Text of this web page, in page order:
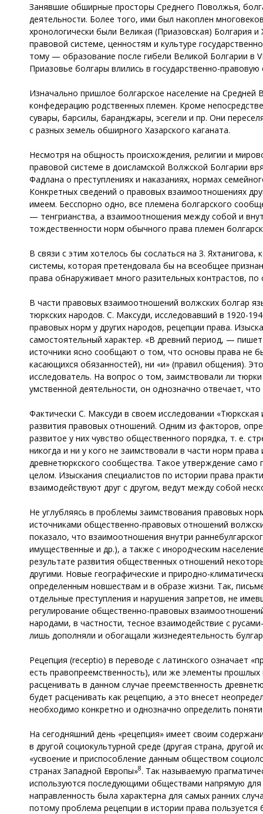
Занявшие обширные просторы Среднего Поволжья,
деятельности. Более того, ими был накоплен
хронологически были Великая (Приазовская) Болгария
правовой системе, ценностям и культуре
тому — образование после гибели Великой Болгарии в
Приазовье болгары влились в государственно-
Изначально пришлое болгарское население на
конфедерацию родственных племен. Кроме
сувары, барсилы, баранджары, эсегели и пр. Они
с разных земель обширного Хазарского каганата.
Несмотря на общность происхождения, религии и
правовой системе в доисламской Волжской Болгарии
Фадлана о преступлениях и наказаниях, нормах
Конкретных сведений о правовых взаимоотношениях
имеем. Бесспорно одно, все племена болгарского
— тенгрианства, а взаимоотношения между собой и
тождественности норм обычного права племен
В связи с этим хотелось бы сослаться на З.
системы, которая претендовала бы на всеобщее
права обнаруживает много разительных контрастов,
В части правовых взаимоотношений волжских болгар
тюркских народов. С. Максуди, исследовавший в 1920-
правовых норм у других народов, рецепции права.
самостоятельный характер. «В древний период, —
источники ясно сообщают о том, что основы права не
касающихся обязанностей), ни «и» (правил общения).
исследователь. На вопрос о том, заимствовали ли
умственной деятельности, он однозначно отвечает,
Фактически С. Максуди в своем исследовании
развития правовых отношений. Одним из факторов,
развитое у них чувство общественного порядка, т. е.
никогда и ни у кого не заимствовали в части норм
древнетюркского сообщества. Такое утверждение
целом. Изыскания специалистов по истории права
взаимодействуют друг с другом, ведут между собой
Не углубляясь в проблемы заимствования правовых
источниками общественно-правовых отношений
показало, что взаимоотношения внутри
имущественные и др.), а также с инородческим
результате развития общественных отношений
другими. Новые географические и природно-
определенным новшествам и в образе жизни. Так,
отдельные преступления и нарушения запретов, не
регулирование общественно-правовых
народами, в частности, тесное взаимодействие с
лишь дополняли и обогащали жизнедеятельность
Рецепция (receptio) в переводе с латинского означает
есть правопреемственность), или же элементы
расценивать в данном случае преемственность
будет расценивать как рецепцию, а это внесет
необходимо конкретно и однозначно определить
На сегодняшний день «рецепция» имеет своим
в другой социокультурной среде (другая страна, другой
«усвоение и приспособление данным обществом
странах Западной Европы»8. Так называемую
используются последующими обществами напрямую
направленность была характерна для самых ранних
потому проблема рецепции в истории права